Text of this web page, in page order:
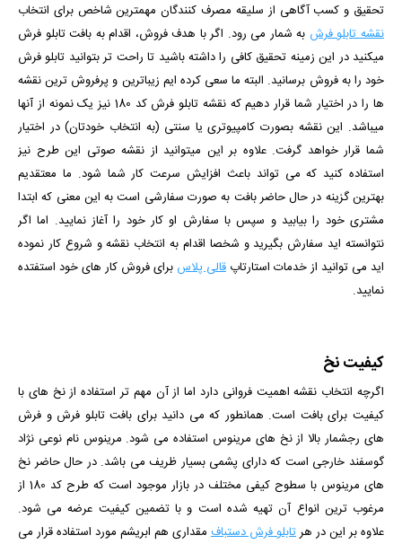
تحقیق و کسب آگاهی از سلیقه مصرف کنندگان مهمترین شاخص برای انتخاب
نقشه تابلو فرش به شمار می رود. اگر با هدف فروش، اقدام به بافت تابلو فرش
میکنید در این زمینه تحقیق کافی را داشته باشید تا راحت تر بتوانید تابلو فرش
خود را به فروش برسانید. البته ما سعی کرده ایم زیباترین و پرفروش ترین نقشه
ها را در اختیار شما قرار دهیم که نقشه تابلو فرش کد 180 نیز یک نمونه از آنها
میباشد. این نقشه بصورت کامپیوتری یا سنتی (به انتخاب خودتان) در اختیار
شما قرار خواهد گرفت. علاوه بر این میتوانید از نقشه صوتی این طرح نیز
استفاده کنید که می تواند باعث افزایش سرعت کار شما شود. ما معتقدیم
بهترین گزینه در حال حاضر بافت به صورت سفارشی است به این معنی که ابتدا
مشتری خود را بیابید و سپس با سفارش او کار خود را آغاز نمایید. اما اگر
نتوانسته اید سفارش بگیرید و شخصا اقدام به انتخاب نقشه و شروع کار نموده
اید می توانید از خدمات استارتاپ قالی پلاس برای فروش کار های خود استفتده
نمایید.
کیفیت نخ
اگرچه انتخاب نقشه اهمیت فروانی دارد اما از آن مهم تر استفاده از نخ های با
کیفیت برای بافت است. همانطور که می دانید برای بافت تابلو فرش و فرش
های رجشمار بالا از نخ های مرینوس استفاده می شود. مرینوس نام نوعی نژاد
گوسفند خارجی است که دارای پشمی بسیار ظریف می باشد. در حال حاضر نخ
های مرینوس با سطوح کیفی مختلف در بازار موجود است که طرح کد 180 از
مرغوب ترین انواع آن تهیه شده است و با تضمین کیفیت عرضه می شود.
علاوه بر این در هرتابلو فرش دستباف مقداری هم ابریشم مورد استفاده قرار می